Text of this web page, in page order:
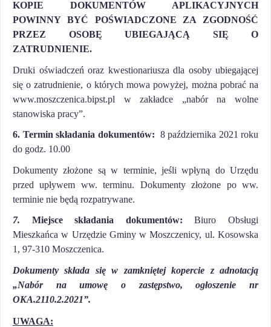
KOPIE DOKUMENTÓW APLIKACYJNYCH
POWINNY BYĆ POŚWIADCZONE ZA ZGODNOŚĆ
PRZEZ OSOBĘ UBIEGAJĄCĄ SIĘ O
ZATRUDNIENIE.
Druki oświadczeń oraz kwestionariusza dla osoby ubiegającej
się o zatrudnienie, o których mowa powyżej, można pobrać na
www.moszczenica.bipst.pl w zakładce „nabór na wolne
stanowiska pracy”.
6. Termin składania dokumentów: 8 października 2021 roku
do godz. 10.00
Dokumenty złożone są w terminie, jeśli wpłyną do Urzędu
przed upływem ww. terminu. Dokumenty złożone po ww.
terminie nie będą rozpatrywane.
7. Miejsce składania dokumentów:Biuro Obsługi
Mieszkańca w Urzędzie Gminy w Moszczenicy, ul. Kosowska
1, 97-310 Moszczenica.
Dokumenty składa się w zamkniętej kopercie z adnotacją
„Nabór na umowę o zastępstwo, ogłoszenie nr
OKA.2110.2.2021”.
UWAGA: